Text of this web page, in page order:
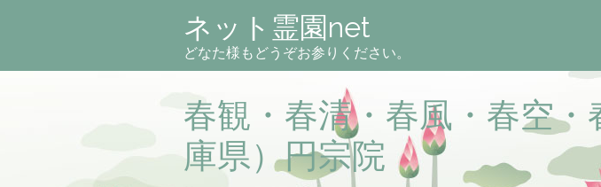
ネット霊園net
どなた様もどうぞお参りください。
春観・春清・春風・春空
庫県）円宗院